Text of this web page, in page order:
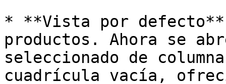
* **Vista por
productos. Ahora se
seleccionado de
cuadrícula vacía,